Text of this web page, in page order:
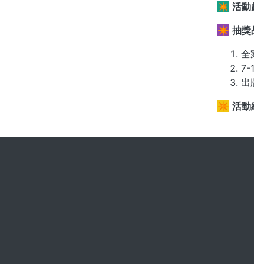
✴️ 活動
✴️ 抽獎
全
7-
出
✴️ 活動